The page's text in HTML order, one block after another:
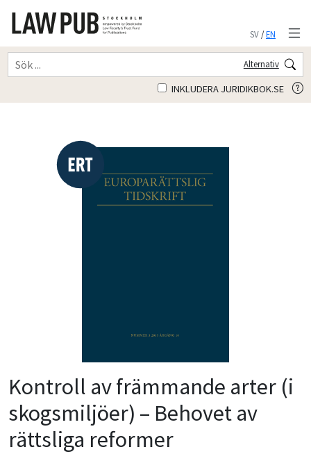
SV/EN
Alternativ
INKLUDERA JURIDIKBOK.SE
Kontroll av främmande arter (i
skogsmiljöer) – Behovet av
rättsliga reformer